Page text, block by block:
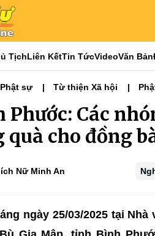
TịchLiên KếtTin TứcVideoVăn Bản
sự Từ thiện Xã hội
Phước: Các
quà cho đồng
Nữ Minh An
ngày 25/03/2025 tại